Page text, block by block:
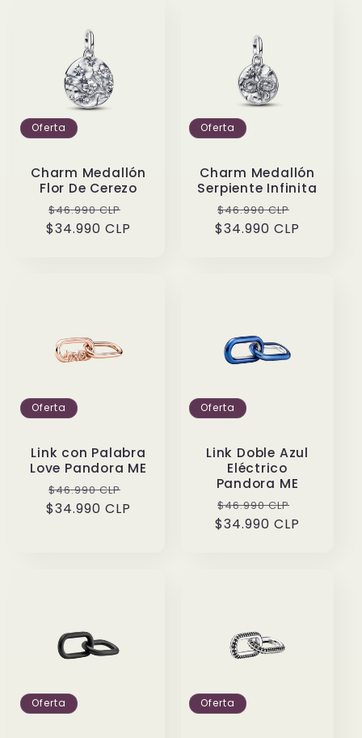
Oferta
Charm Medallón
Flor De Cerezo
Precio
habitual
$46.990 CLP
de
$34.990 CLP
Oferta
Charm Medallón
Serpiente Infinita
Precio
habitual
$46.990 CLP
de
$34.990 CLP
Oferta
Link con Palabra
Love Pandora ME
Precio
habitual
$46.990 CLP
de
$34.990 CLP
Oferta
Link Doble Azul
Eléctrico
Pandora ME
Precio
habitual
$46.990 CLP
de
$34.990 CLP
Oferta Oferta